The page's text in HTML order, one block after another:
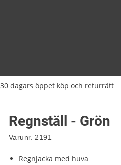
30 dagars öppet köp och returrätt
Regnställ - Grön
Varunr. 2191
Regnjacka med huva